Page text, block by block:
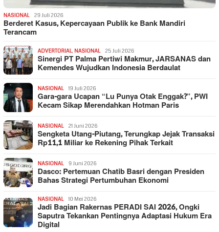
NASIONAL 29 Juli 2026
Berderet Kasus, Kepercayaan Publik ke Bank Mandiri
Terancam
ADVERTORIAL, NASIONAL 25 Juli 2026
Sinergi PT Palma Pertiwi Makmur, JARSANAS dan
Kemendes Wujudkan Indonesia Berdaulat
NASIONAL 19 Juli 2026
Gara-gara Ucapan “Lu Punya Otak Enggak?”, PWI
Kecam Sikap Merendahkan Hotman Paris
NASIONAL 21 Juni 2026
Sengketa Utang-Piutang, Terungkap Jejak Transaksi
Rp11,1 Miliar ke Rekening Pihak Terkait
NASIONAL 9 Juni 2026
Dasco: Pertemuan Chatib Basri dengan Presiden
Bahas Strategi Pertumbuhan Ekonomi
NASIONAL 10 Mei 2026
Jadi Bagian Rakernas PERADI SAI 2026, Ongki
Saputra Tekankan Pentingnya Adaptasi Hukum Era
Digital